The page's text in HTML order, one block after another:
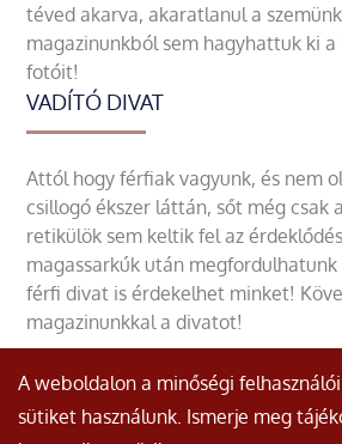
téved akarva, akaratlanul a
magazinunkból sem hagyhattuk ki
fotóit!
VADÍTÓ DIVAT
Attól hogy férfiak vagyunk, és nem
csillogó ékszer láttán, sőt még csak
retikülök sem keltik fel az
magassarkúk után
férfi divat is érdekelhet minket!
magazinunkkal a divatot!
A weboldalon a minőségi
sütiket használunk. Ismerje meg